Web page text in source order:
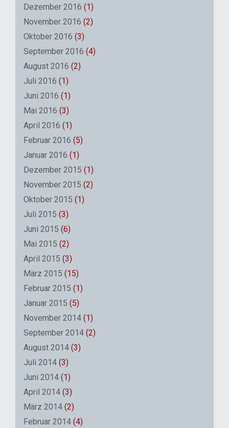
Dezember 2016 (1)
November 2016 (2)
Oktober 2016 (3)
September 2016 (4)
August 2016 (2)
Juli 2016 (1)
Juni 2016 (1)
Mai 2016 (3)
April 2016 (1)
Februar 2016 (5)
Januar 2016 (1)
Dezember 2015 (1)
November 2015 (2)
Oktober 2015 (1)
Juli 2015 (3)
Juni 2015 (6)
Mai 2015 (2)
April 2015 (3)
März 2015 (15)
Februar 2015 (1)
Januar 2015 (5)
November 2014 (1)
September 2014 (2)
August 2014 (3)
Juli 2014 (3)
Juni 2014 (1)
April 2014 (3)
März 2014 (2)
Februar 2014 (4)